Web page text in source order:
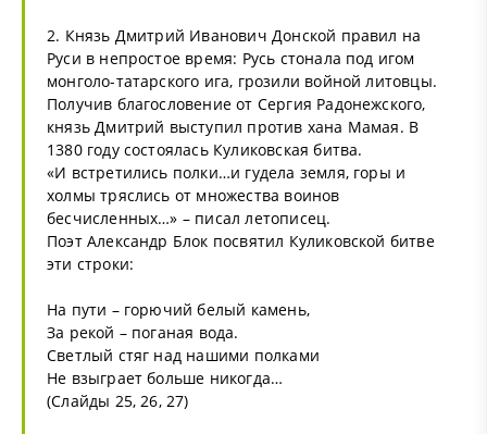
2. Князь Дмитрий Иванович Донской правил на
Руси в непростое время: Русь стонала под игом
монголо-татарского ига, грозили войной литовцы.
Получив благословение от Сергия Радонежского,
князь Дмитрий выступил против хана Мамая. В
1380 году состоялась Куликовская битва.
«И встретились полки…и гудела земля, горы и
холмы тряслись от множества воинов
бесчисленных…» – писал летописец.
Поэт Александр Блок посвятил Куликовской битве
эти строки:
На пути – горючий белый камень,
За рекой – поганая вода.
Светлый стяг над нашими полками
Не взыграет больше никогда…
(Слайды 25, 26, 27)